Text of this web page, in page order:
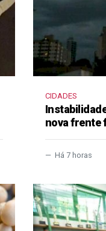
CIDADES
nova frente
Há 7 horas